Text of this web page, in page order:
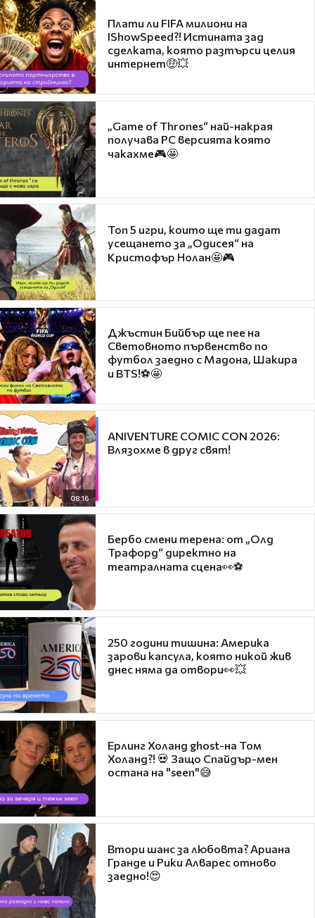
Плати ли FIFA милиони на
IShowSpeed?! Истината зад
сделката, която разтърси целия
интернет🤑💥
„Game of Thrones“ най-накрая
получава PC версията която
чакахме🎮🤩
Топ 5 игри, които ще ти дадат
усещането за „Одисея“ на
Кристофър Нолан🤩🎮
Джъстин Бийбър ще пее на
Световното първенство по
футбол заедно с Мадона, Шакира
и BTS!⚽🤩
08:16
ANIVENTURE COMIC CON 2026:
Влязохме в друг свят!
Бербо смени терена: от „Олд
Трафорд“ директно на
театралната сцена👀⚽
250 години тишина: Америка
зарови капсула, която никой жив
днес няма да отвори👀💥
Ерлинг Холанд ghost-на Том
Холанд?! 💀 Защо Спайдър-мен
остана на "seen"😅
Втори шанс за любовта? Ариана
Гранде и Рики Алварес отново
заедно!😍